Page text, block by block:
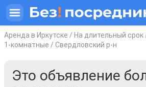
Аренда в Иркутске / На длительный срок
1-комнатные / Свердловский р-н
Это объявление